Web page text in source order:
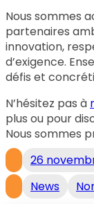
Nous sommes
partenaires
innovation,
d’exigence.
défis et
N’hésitez pas à
plus ou pour
Nous sommes
26
News